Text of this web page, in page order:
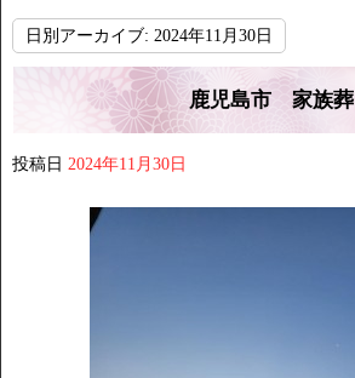
日別アーカイブ: 2024年11月30日
鹿児島市 家族葬
投稿日 2024年11月30日